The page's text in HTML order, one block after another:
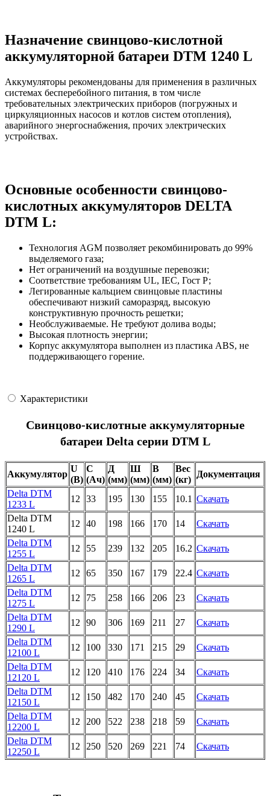
Назначение свинцово-кислотной
аккумуляторной батареи DTM 1240 L
Аккумуляторы рекомендованы для применения в различных
системах бесперебойного питания, в том числе
требовательных электрических приборов (погружных и
циркуляционных насосов и котлов систем отопления),
аварийного энергоснабжения, прочих электрических
устройствах.
Основные особенности свинцово-
кислотных аккумуляторов DELTA
DTM L:
Технология AGM позволяет рекомбинировать до 99%
выделяемого газа;
Нет ограничений на воздушные перевозки;
Соответствие требованиям UL, IEC, Гост Р;
Легированные кальцием свинцовые пластины
обеспечивают низкий саморазряд, высокую
конструктивную прочность решетки;
Необслуживаемые. Не требуют долива воды;
Высокая плотность энергии;
Корпус аккумулятора выполнен из пластика ABS, не
поддерживающего горение.
Характеристики
Свинцово-кислотные аккумуляторные
батареи Delta серии DTM L
Аккумулятор
U
(В)
C
(Ач)
Д
(мм)
Ш
(мм)
В
(мм)
Вес
(кг)
Документация
Delta DTM
1233 L
12 33 195 130 155 10.1 Скачать
Delta DTM
1240 L
12 40 198 166 170 14
Скачать
Delta DTM
1255 L
12 55 239 132 205 16.2 Скачать
Delta DTM
1265 L
12 65 350 167 179 22.4 Скачать
Delta DTM
1275 L
12 75 258 166 206 23
Скачать
Delta DTM
1290 L
12 90 306 169 211 27
Скачать
Delta DTM
12100 L
12 100 330 171 215 29
Скачать
Delta DTM
12120 L
12 120 410 176 224 34
Скачать
Delta DTM
12150 L
12 150 482 170 240 45
Скачать
Delta DTM
12200 L
12 200 522 238 218 59
Скачать
Delta DTM
12250 L
12 250 520 269 221 74 Скачать